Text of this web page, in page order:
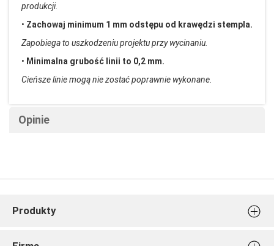
produkcji.
• Zachowaj minimum 1 mm odstępu od krawędzi stempla.
Zapobiega to uszkodzeniu projektu przy wycinaniu.
• Minimalna grubość linii to 0,2 mm.
Cieńsze linie mogą nie zostać poprawnie wykonane.
Opinie
Produkty